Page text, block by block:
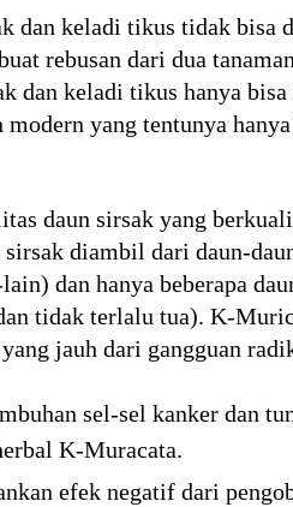
dan keladi tikus tidak bisa
rebusan dari dua
dan keladi tikus hanya
yang tentunya
daun sirsak yang
sirsak diambil dari daun-
dan hanya beberapa
tidak terlalu tua). K-
jauh dari gangguan
sel-sel kanker dan
K-Muracata.
efek negatif dari